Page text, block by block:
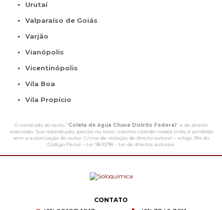
Urutaí
Valparaíso de Goiás
Varjão
Vianópolis
Vicentinópolis
Vila Boa
Vila Propício
O conteúdo do texto "Coleta de água Chuva Distrito Federal " é de direito
reservado. Sua reprodução, parcial ou total, mesmo citando nossos links, é proibida
sem a autorização do autor. Crime de violação de direito autoral – artigo 184 do
Código Penal – Lei 9610/98 - Lei de direitos autorais.
CONTATO